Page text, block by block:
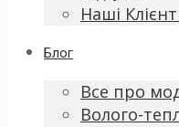
Наші
Блог
Все про
Волого-